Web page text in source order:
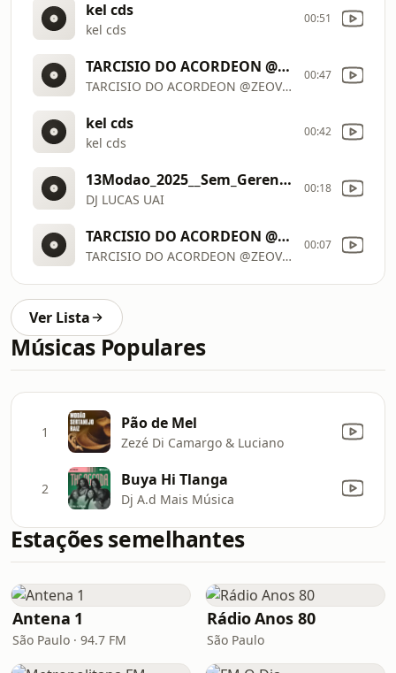
kel cds
kel cds
00:51
TARCISIO DO ACORDEON @ZEOVOCDS
TARCISIO DO ACORDEON @ZEOVOCDS
00:47
kel cds
kel cds
00:42
13Modao_2025__Sem_Gerencia__Dj_Lucas_Uai
DJ LUCAS UAI
00:18
TARCISIO DO ACORDEON @ZEOVOCDS
TARCISIO DO ACORDEON @ZEOVOCDS
00:07
Ver Lista
Músicas Populares
1 Pão de Mel
Zezé Di Camargo & Luciano
2 Buya Hi Tlanga
Dj A.d Mais Música
Estações semelhantes
Antena 1
São Paulo · 94.7 FM
Rádio Anos 80
São Paulo